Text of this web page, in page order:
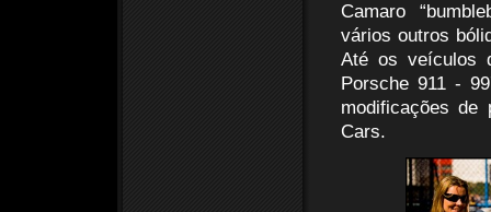
Camaro
vários outros
Até os veículos
Porsche 911 -
modificações de
Cars.